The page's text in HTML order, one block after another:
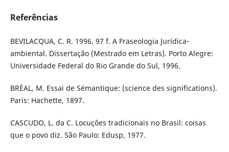
Referências
BEVILACQUA, C. R. 1996, 97 f. A Fraseologia Jurídica-
ambiental. Dissertação (Mestrado em Letras). Porto Alegre:
Universidade Federal do Rio Grande do Sul, 1996.
BRÉAL, M. Essai de Sémantique: (science des significations).
Paris: Hachette, 1897.
CASCUDO, L. da C. Locuções tradicionais no Brasil: coisas
que o povo diz. São Paulo: Edusp, 1977.